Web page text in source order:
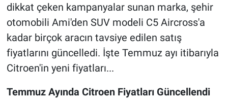
dikkat çeken kampanyalar sunan marka, şehir
otomobili Ami'den SUV modeli C5 Aircross'a
kadar birçok aracın tavsiye edilen satış
fiyatlarını güncelledi. İşte Temmuz ayı itibarıyla
Citroen'in yeni fiyatları...
Temmuz Ayında Citroen Fiyatları Güncellendi